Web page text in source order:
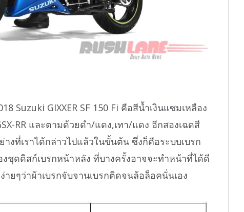
Suzuki GIXXER SF 150 Fi คือสีน้ำเงินแซมเหลือง
RR และตามด้วยดำ/แดง,เทา/แดง อีกสองเฉดสี
งที่เราได้กล่าวไปแล้วในขั้นต้น ซึ่งก็คือระบบเบรก
ชุดดิสก์เบรกหน้าหลัง ที่บางครั้งอาจจะทำหน้าที่ได้ดี
ายๆว่าผ้าเบรกจับจานเบรกติดจนล้อล็อคนั่นเอง